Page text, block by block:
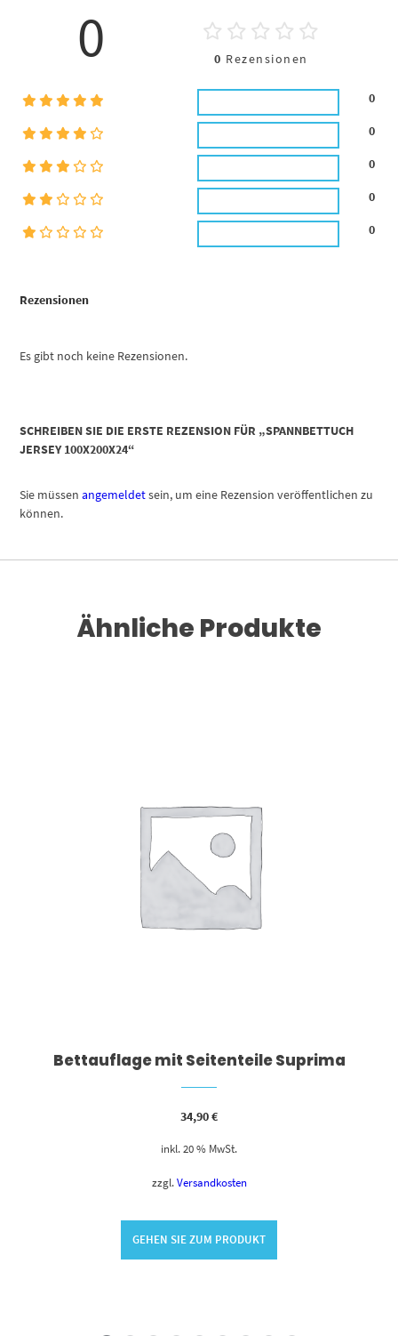
Rezensionen
Es gibt noch keine Rezensionen.
0 0 Rezensionen
0
0
0
0
0
SCHREIBEN SIE DIE ERSTE REZENSION FÜR „SPANNBETTUCH
JERSEY 100X200X24“
Sie müssenangemeldetsein, um eine Rezension veröffentlichen zu
können.
Ähnliche Produkte
Bettauflage mit Seitenteile Suprima
34,90€
inkl. 20 % MwSt.
zzgl. Versandkosten
GEHEN SIE ZUM PRODUKT